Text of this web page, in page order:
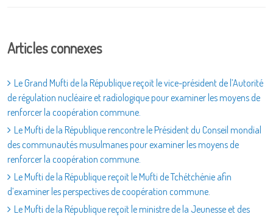
Articles connexes
Le Grand Mufti de la République reçoit le vice-président de l’Autorité
de régulation nucléaire et radiologique pour examiner les moyens de
renforcer la coopération commune.
Le Mufti de la République rencontre le Président du Conseil mondial
des communautés musulmanes pour examiner les moyens de
renforcer la coopération commune.
Le Mufti de la République reçoit le Mufti de Tchétchénie afin
d’examiner les perspectives de coopération commune.
Le Mufti de la République reçoit le ministre de la Jeunesse et des